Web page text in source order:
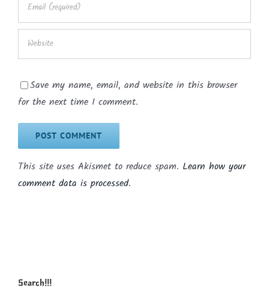
Save my name, email, and website in this browser
for the next time I comment.
This site uses Akismet to reduce spam. Learn how your
comment data is processed.
Search!!!